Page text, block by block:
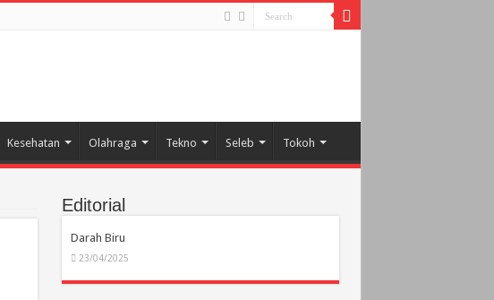
Kesehatan Olahraga Tekno Seleb Tokoh
Editorial
Darah Biru
23/04/2025